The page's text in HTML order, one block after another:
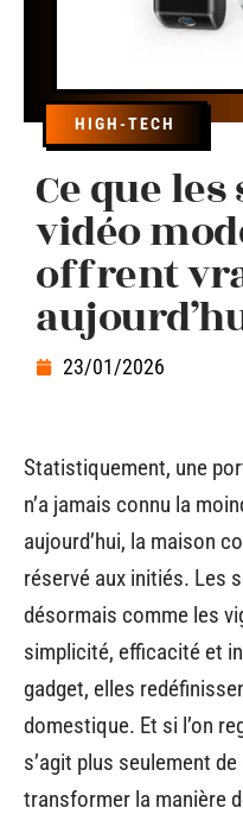
HIGH-TECH
Ce que
vidéo
offrent
23/01/2026
Statistiquement, une
n’a jamais connu la
aujourd’hui, la maison
réservé aux initiés. Les
désormais comme les
simplicité, efficacité et
gadget, elles
domestique. Et si l’on
s’agit plus seulement
transformer la manière